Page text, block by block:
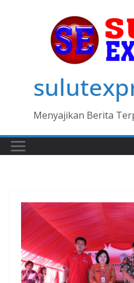
Menyajikan Berita